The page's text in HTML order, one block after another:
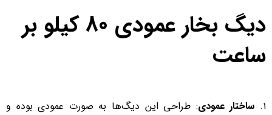
دیگ بخار عمودی 80 کیلو بر
ساعت
۱. ساختار عمودی: طراحی این دیگ‌ها به صورت عمودی بوده و